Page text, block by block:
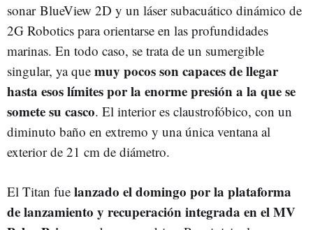
sonar BlueView 2D y un láser subacuático dinámico de
2G Robotics para orientarse en las profundidades
marinas. En todo caso, se trata de un sumergible
singular, ya que muy pocos son capaces de llegar
hasta esos límites por la enorme presión a la que se
somete su casco. El interior es claustrofóbico, con un
diminuto baño en extremo y una única ventana al
exterior de 21 cm de diámetro.
El Titan fue lanzado el domingo por la plataforma
de lanzamiento y recuperación integrada en el MV